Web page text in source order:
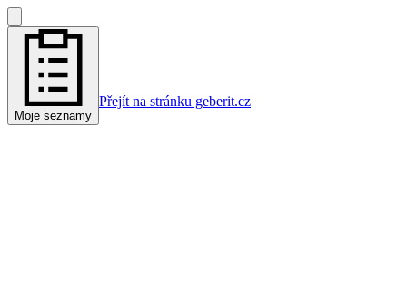
Moje seznamy
Přejít na stránku geberit.cz